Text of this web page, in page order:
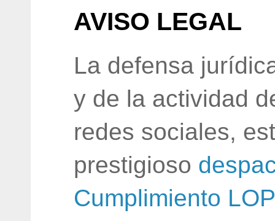
AVISO LEGAL
La defensa
y de la actividad
redes sociales,
prestigioso
Cumplimiento